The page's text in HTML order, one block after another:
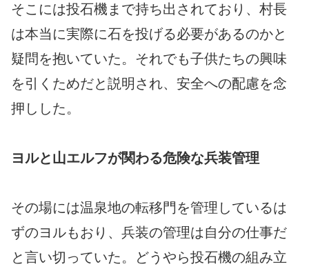
そこには投石機まで持ち出されており、村長
は本当に実際に石を投げる必要があるのかと
疑問を抱いていた。それでも子供たちの興味
を引くためだと説明され、安全への配慮を念
押しした。
ヨルと山エルフが関わる危険な兵装管理
その場には温泉地の転移門を管理しているは
ずのヨルもおり、兵装の管理は自分の仕事だ
と言い切っていた。どうやら投石機の組み立